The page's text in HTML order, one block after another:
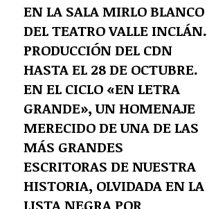
EN LA SALA MIRLO BLANCO
DEL TEATRO VALLE INCLÁN.
PRODUCCIÓN DEL CDN
HASTA EL 28 DE OCTUBRE.
EN EL CICLO «EN LETRA
GRANDE», UN HOMENAJE
MERECIDO DE UNA DE LAS
MÁS GRANDES
ESCRITORAS DE NUESTRA
HISTORIA, OLVIDADA EN LA
LISTA NEGRA POR